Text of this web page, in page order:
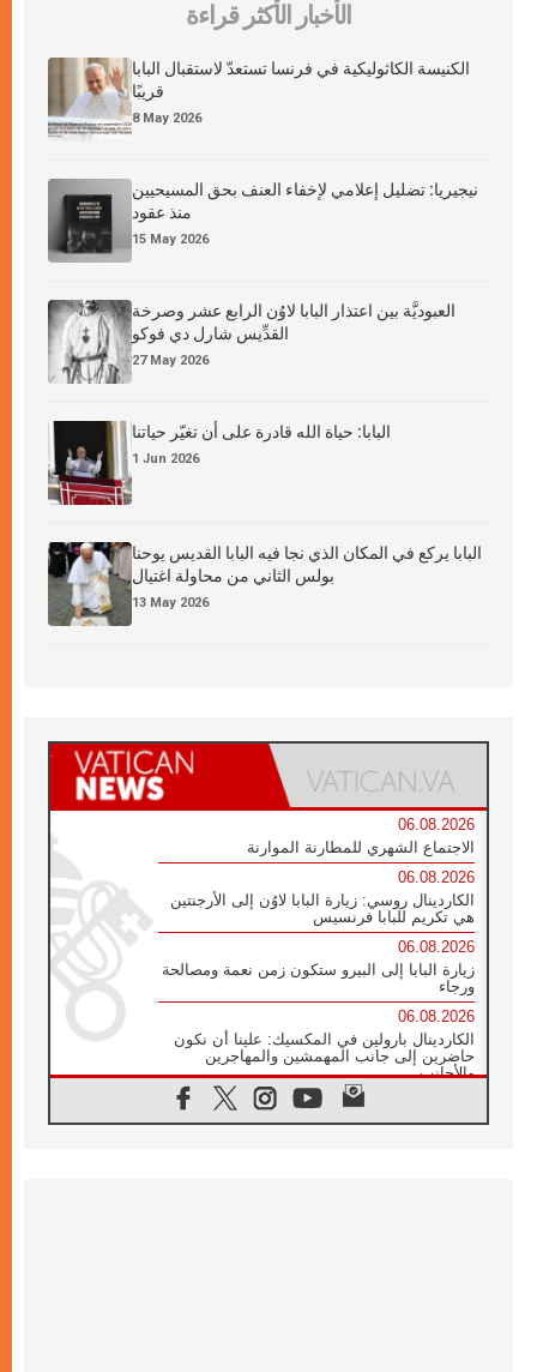
الأخبار الأكثر قراءة
الكنيسة الكاثوليكية في فرنسا تستعدّ لاستقبال البابا
قريبًا
8 May 2026
نيجيريا: تضليل إعلامي لإخفاء العنف بحق المسيحيين
منذ عقود
15 May 2026
العبوديَّة بين اعتذار البابا لاوُن الرابع عشر وصرخة
القدِّيس شارل دي فوكو
27 May 2026
البابا: حياة الله قادرة على أن تغيّر حياتنا
1 Jun 2026
البابا يركع في المكان الذي نجا فيه البابا القديس يوحنا
بولس الثاني من محاولة اغتيال
13 May 2026
06.08.2026
الاجتماع الشهري للمطارنة الموارنة
06.08.2026
الكاردينال روسي: زيارة البابا لاوُن إلى الأرجنتين
هي تكريم للبابا فرنسيس
06.08.2026
زيارة البابا إلى البيرو ستكون زمن نعمة ومصالحة
ورجاء
06.08.2026
الكاردينال بارولين في المكسيك: علينا أن نكون
حاضرين إلى جانب المهمشين والمهاجرين
والأجانب
البابا لاوُن الرابع عشر للشباب في أسيزي: